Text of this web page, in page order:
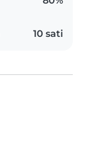
10 sati